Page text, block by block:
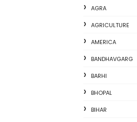
AGRA
AGRICULTURE
AMERICA
BANDHAVGARG
BARHI
BHOPAL
BIHAR